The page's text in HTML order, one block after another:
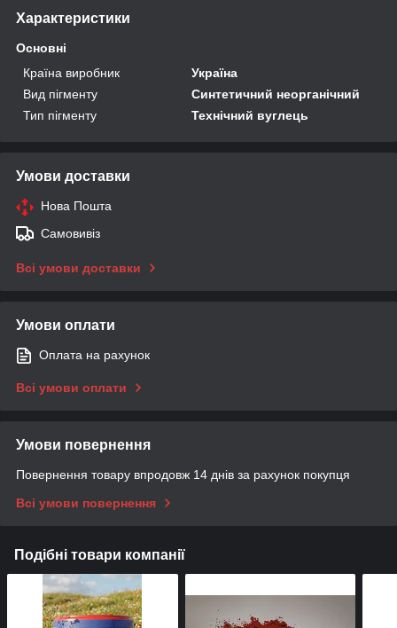
Характеристики
Основні
Країна виробник
Україна
Вид пігменту
Синтетичний неорганічний
Тип пігменту
Технічний вуглець
Умови доставки
Нова Пошта
Самовивіз
Всі умови доставки
Умови оплати
Оплата на рахунок
Всі умови оплати
Умови повернення
Повернення товару впродовж 14 днів за рахунок покупця
Всі умови повернення
Подібні товари компанії